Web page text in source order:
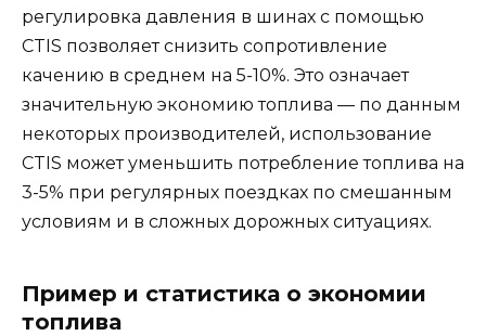
регулировка давления в шинах с помощью
CTIS позволяет снизить сопротивление
качению в среднем на 5-10%. Это означает
значительную экономию топлива — по данным
некоторых производителей, использование
CTIS может уменьшить потребление топлива на
3-5% при регулярных поездках по смешанным
условиям и в сложных дорожных ситуациях.
Пример и статистика о экономии
топлива